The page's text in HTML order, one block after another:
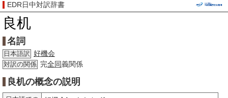
EDR日中対訳辞書
良机
名詞
日本語訳 好機会
対訳の関係 完全同義関係
良机の概念の説明